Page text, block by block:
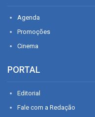
Agenda
Promoções
Cinema
PORTAL
Editorial
Fale com a Redação